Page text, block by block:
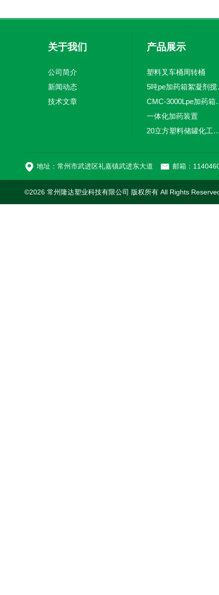
关于我们
公司简介
新闻动态
技术文章
产品展示
塑料叉车桶周转桶
5吨pe
CMC-
一体化加药装置
20立方塑料储罐化工储
地址：常州市武进区礼嘉镇武进东大道 邮箱：
©2026 常州隆达塑业科技有限公司 版权所有 All Rights